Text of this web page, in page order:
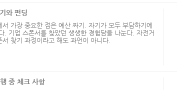
와 펀딩
가장 중요한 점은 예산 짜기. 자기가 모두 부담하기에
. 기업 스폰서를 찾았던 생생한 경험담을 나눈다. 자전거
서 찾기 과정이라고 해도 과언이 아니다.
중 체크 사항